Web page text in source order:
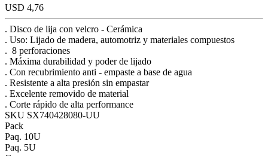
USD 4,76
. Disco de lija con velcro - Cerámica
. Uso: Lijado de madera, automotriz y materiales compuestos
. 8 perforaciones
. Máxima durabilidad y poder de lijado
. Con recubrimiento anti - empaste a base de agua
. Resistente a alta presión sin empastar
. Excelente removido de material
. Corte rápido de alta performance
SKU SX740428080-UU
Pack
Paq. 10U
Paq. 5U